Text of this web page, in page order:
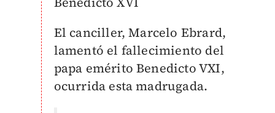
El canciller, Marcelo Ebrard,
lamentó el fallecimiento del
papa emérito Benedicto VXI,
ocurrida esta madrugada.